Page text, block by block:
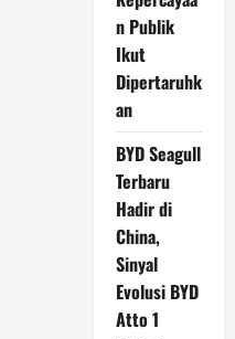
n Publik
Ikut
Dipertaruhk
an
BYD Seagull
Terbaru
Hadir di
China,
Sinyal
Evolusi BYD
Atto 1